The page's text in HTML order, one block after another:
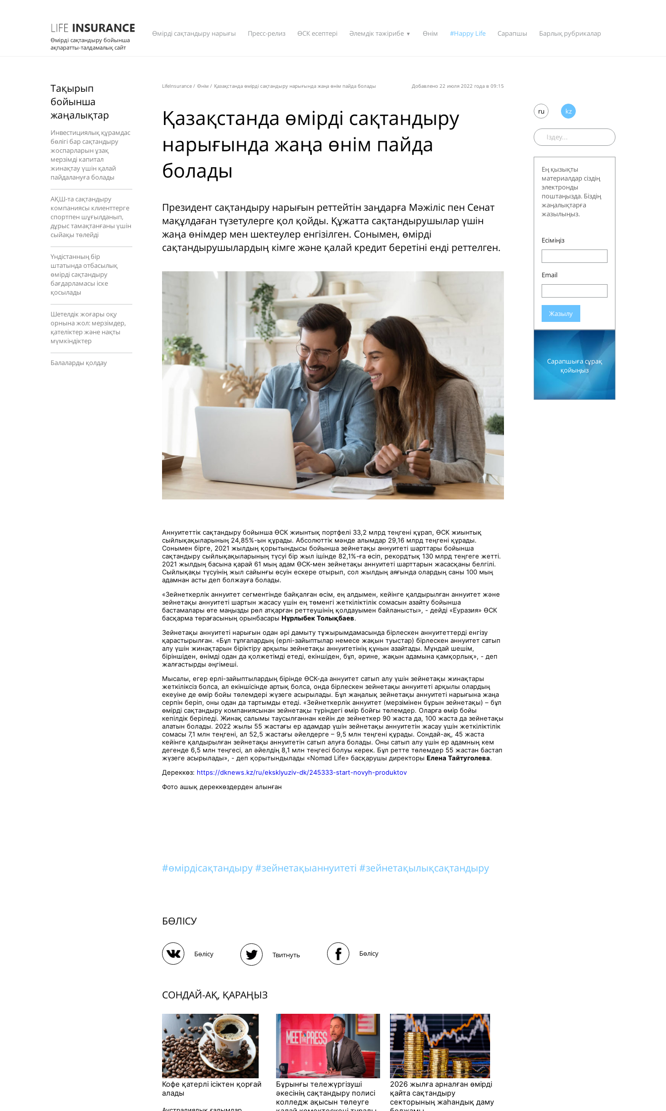
Өмірді сақтандыру бойынша
ақпаратты-талдамалық сайт
Өмірді сақтандыру нарығы Пресс-релиз ӨСК есептері Әлемдік тәжірибе ▼ Өнім #Happy Life Сарапшы Барлық рубрикалар
Тақырып
бойынша
жаңалықтар
Инвестициялық құрамдас
бөлігі бар сақтандыру
жоспарларын ұзақ
мерзімді капитал
жинақтау үшін қалай
пайдалануға болады
АҚШ-та сақтандыру
компаниясы клиенттерге
спортпен шұғылданып,
дұрыс тамақтанғаны үшін
сыйақы төлейді
Үндістанның бір
штатында отбасылық
өмірді сақтандыру
бағдарламасы іске
қосылады
Шетелдік жоғары оқу
орнына жол: мерзімдер,
қателіктер және нақты
мүмкіндіктер
Балаларды қолдау
LifeInsurance / Өнім / Қазақстанда өмірді сақтандыру нарығында жаңа өнім пайда болады Добавлено 22 июля 2022 года в 09:15
Қазақстанда өмірді сақтандыру
нарығында жаңа өнім пайда
болады
Президент сақтандыру нарығын реттейтін заңдарға Мәжіліс пен Сенат
мақұлдаған түзетулерге қол қойды. Құжатта сақтандырушылар үшін
жаңа өнімдер мен шектеулер енгізілген. Сонымен, өмірді
сақтандырушылардың кімге және қалай кредит беретіні енді реттелген.
Аннуитеттік сақтандыру бойынша ӨСК жиынтық портфелі 33,2 млрд теңгені құрап, ӨСК жиынтық
сыйлықақыларының 24,85%-ын құрады. Абсолюттік мәнде алымдар 29,16 млрд теңгені құрады.
Сонымен бірге, 2021 жылдың қорытындысы бойынша зейнетақы аннуитеті шарттары бойынша
сақтандыру сыйлықақыларының түсуі бір жыл ішінде 82,1%-ға өсіп, рекордтық 130 млрд теңгеге жетті.
2021 жылдың басына қарай 61 мың адам ӨСК-мен зейнетақы аннуитеті шарттарын жасасқаны белгілі.
Сыйлықақы түсуінің жыл сайынғы өсуін ескере отырып, сол жылдың аяғында олардың саны 100 мың
адамнан асты деп болжауға болады.
«Зейнеткерлік аннуитет сегментінде байқалған өсім, ең алдымен, кейінге қалдырылған аннуитет және
зейнетақы аннуитеті шартын жасасу үшін ең төменгі жеткіліктілік сомасын азайту бойынша
бастамалары өте маңызды рөл атқарған реттеушінің қолдауымен байланысты», - дейді «Еуразия» ӨСК
басқарма төрағасының орынбасары Нұрлыбек Толықбаев.
Зейнетақы аннуитеті нарығын одан әрі дамыту тұжырымдамасында бірлескен аннуитеттерді енгізу
қарастырылған. «Бұл тұлғалардың (ерлі-зайыптылар немесе жақын туыстар) бірлескен аннуитет сатып
алу үшін жинақтарын біріктіру арқылы зейнетақы аннуитетінің құнын азайтады. Мұндай шешім,
біріншіден, өнімді одан да қолжетімді етеді, екіншіден, бұл, әрине, жақын адамына қамқорлық», - деп
жалғастырды әңгімеші.
Мысалы, егер ерлі-зайыптылардың бірінде ӨСК-да аннуитет сатып алу үшін зейнетақы жинақтары
жеткіліксіз болса, ал екіншісінде артық болса, онда бірлескен зейнетақы аннуитеті арқылы олардың
екеуіне де өмір бойы төлемдері жүзеге асырылады. Бұл жаңалық зейнетақы аннуитеті нарығына жаңа
серпін беріп, оны одан да тартымды етеді. «Зейнеткерлік аннуитет (мерзімінен бұрын зейнетақы) – бұл
өмірді сақтандыру компаниясынан зейнетақы түріндегі өмір бойғы төлемдер. Оларға өмір бойы
кепілдік беріледі. Жинақ салымы таусылғаннан кейін де зейнеткер 90 жаста да, 100 жаста да зейнетақы
алатын болады. 2022 жылы 55 жастағы ер адамдар үшін зейнетақы аннуитетін жасау үшін жеткіліктілік
сомасы 7,1 млн теңгені, ал 52,5 жастағы әйелдерге – 9,5 млн теңгені құрады. Сондай-ақ, 45 жаста
кейінге қалдырылған зейнетақы аннуитетін сатып алуға болады. Оны сатып алу үшін ер адамның кем
дегенде 6,5 млн теңгесі, ал әйелдің 8,1 млн теңгесі болуы керек. Бұл ретте төлемдер 55 жастан бастап
жүзеге асырылады», - деп қорытындылады «Nomad Life» басқарушы директоры Елена Тайтуголева.
Дереккөз: https://dknews.kz/ru/eksklyuziv-dk/245333-start-novyh-produktov
Фото ашық дереккөздерден алынған
#өмірдісақтандыру#зейнетақыаннуитеті #зейнетақылықсақтандыру
БӨЛІСУ
Бөлісу Твитнуть Бөлісу
СОНДАЙ-АҚ, ҚАРАҢЫЗ
Кофе қатерлі ісіктен қорғай
алады
Бұрынғы тележүргізуші
әкесінің сақтандыру полисі
колледж ақысын төлеуге
2026 жылға арналған өмірді
қайта сақтандыру
секторының жаһандық даму
ru kz
Ең қызықты
материалдар сіздің
электронды
поштаңызда. Біздің
жаңалықтарға
жазылыңыз.
Есіміңіз
Email
Жазылу
Сарапшыға сұрақ
қойыңыз